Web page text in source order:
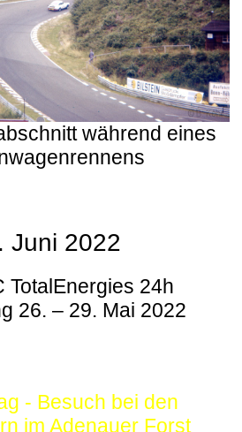
während eines
Juni 2022
TotalEnergies 24h
26. – 29. Mai 2022
- Besuch bei den
im Adenauer Forst